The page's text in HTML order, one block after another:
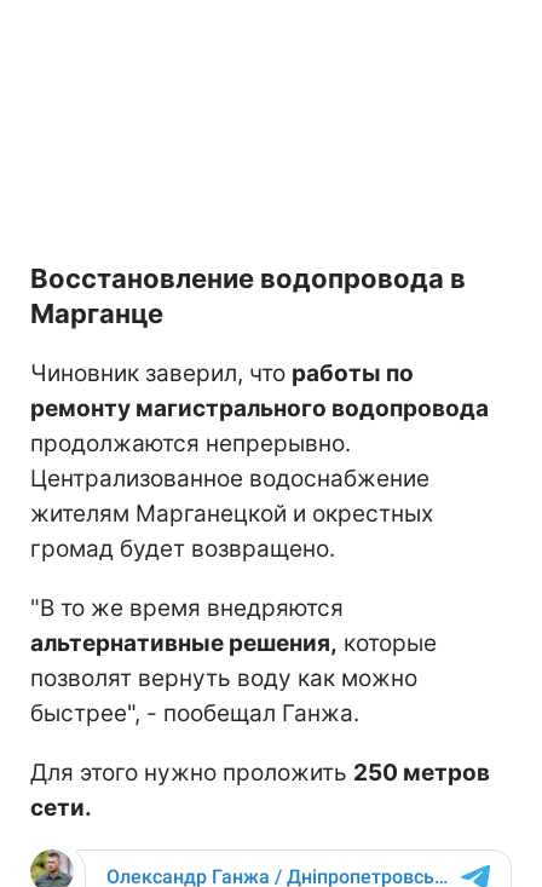
Восстановление водопровода в
Марганце
Чиновник заверил, что работы по
ремонту магистрального водопровода
продолжаются непрерывно.
Централизованное водоснабжение
жителям Марганецкой и окрестных
громад будет возвращено.
"В то же время внедряются
альтернативные решения, которые
позволят вернуть воду как можно
быстрее", - пообещал Ганжа.
Для этого нужно проложить 250 метров
сети.